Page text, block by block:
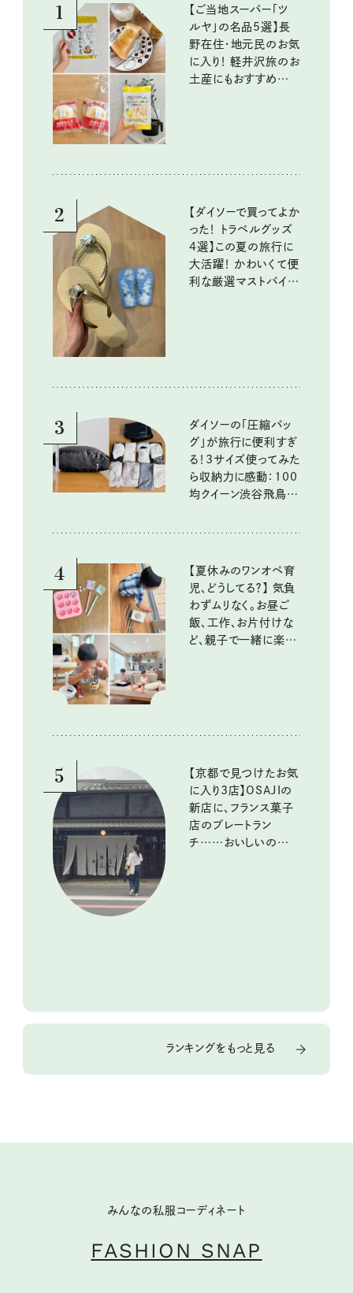
1
【ご当地スーパー「ツ
ルヤ」の名品5選】長
野在住・地元民のお気
に入り！ 軽井沢旅のお
土産にもおすすめのお
2
【ダイソーで買ってよか
った！ トラベルグッズ
4選】この夏の旅行に
大活躍！ かわいくて便
利な厳選マストバイア
3
ダイソーの「圧縮バッ
グ」が旅行に便利すぎ
る！3サイズ使ってみた
ら収納力に感動：100
均クイーン渋谷飛鳥の
4
【夏休みのワンオペ育
児、どうしてる？】 気負
わずムリなく。お昼ご
飯、工作、お片付けな
ど、親子で一緒に楽し
5
【京都で見つけたお気
に入り3店】OSAJIの
新店に、フランス菓子
店のプレートラン
チ……おいしいのんび
ランキングをもっと見る
みんなの私服コーディネート
FASHION SNAP